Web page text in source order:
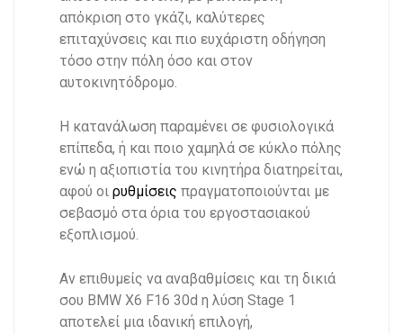
απόκριση στο γκάζι, καλύτερες
επιταχύνσεις και πιο ευχάριστη οδήγηση
τόσο στην πόλη όσο και στον
αυτοκινητόδρομο.
Η κατανάλωση παραμένει σε φυσιολογικά
επίπεδα, ή και ποιο χαμηλά σε κύκλο πόλης
ενώ η αξιοπιστία του κινητήρα διατηρείται,
αφού οι ρυθμίσεις πραγματοποιούνται με
σεβασμό στα όρια του εργοστασιακού
εξοπλισμού.
Αν επιθυμείς να αναβαθμίσεις και τη δικιά
σου BMW X6 F16 30d η λύση Stage 1
αποτελεί μια ιδανική επιλογή,